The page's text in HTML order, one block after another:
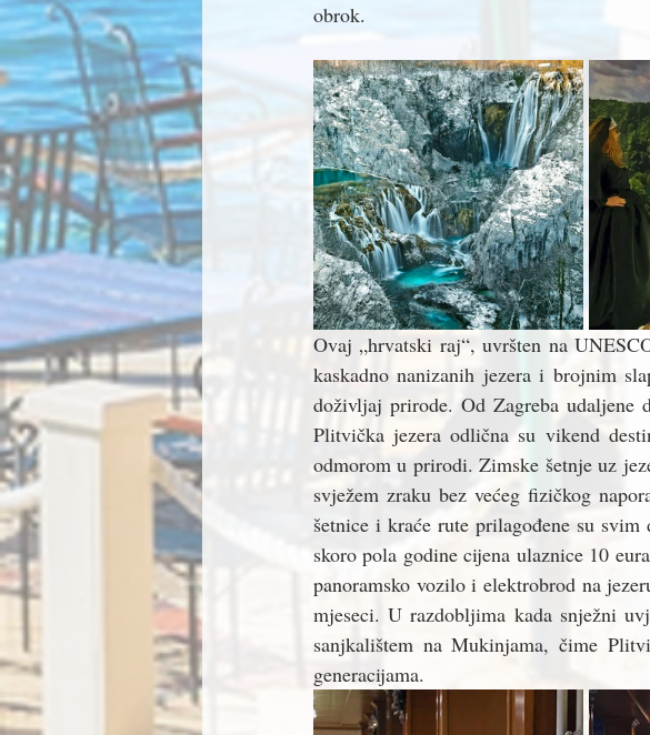
obrok.
Ovaj „hrvatski raj“, uvršten na
kaskadno nanizanih jezera i brojnim
doživljaj prirode. Od Zagreba udaljene
Plitvička jezera odlična su vikend
odmorom u prirodi. Zimske šetnje uz
svježem zraku bez većeg fizičkog
šetnice i kraće rute prilagođene su
skoro pola godine cijena ulaznice 10
panoramsko vozilo i elektrobrod na
mjeseci. U razdobljima kada snježni
sanjkalištem na Mukinjama, čime
generacijama.